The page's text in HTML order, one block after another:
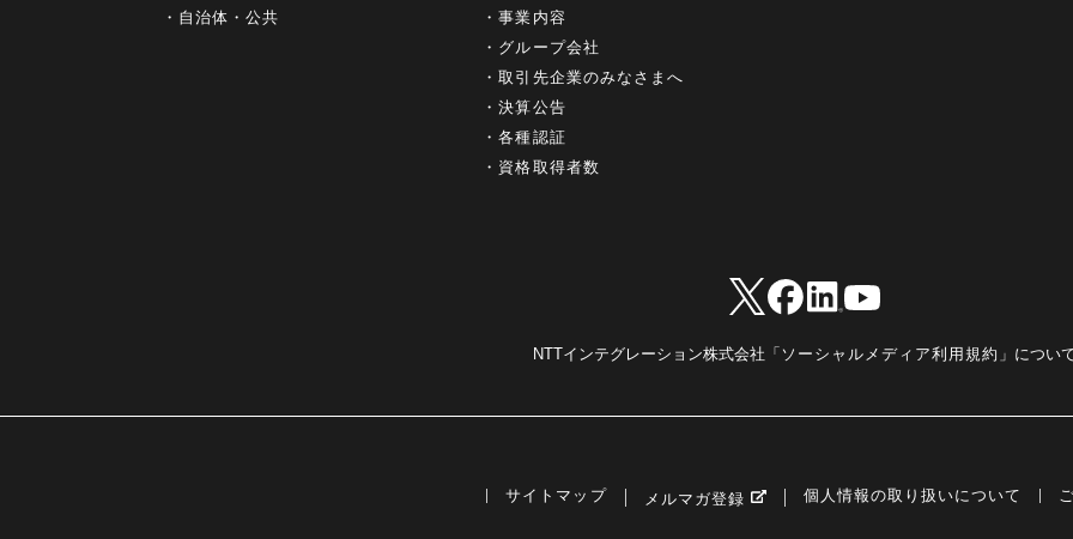
自治体・公共
事業内容
グループ会社
取引先企業のみなさまへ
決算公告
各種認証
資格取得者数
NTTインテグレーション株式会社「 ソーシャルメディア利用規約 」につい
サイトマップ メルマガ登録 個人情報の取り扱いについて